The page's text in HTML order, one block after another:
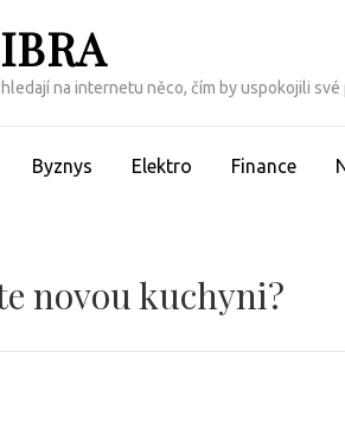
na internetu něco, čím by uspokojili
Byznys Elektro Finance
novou kuchyni?